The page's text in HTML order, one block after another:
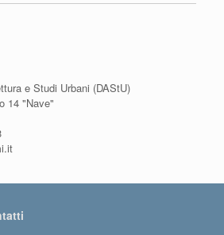
e Studi Urbani (DAStU)
14 "Nave"